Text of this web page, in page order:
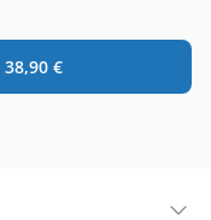
38,90 €